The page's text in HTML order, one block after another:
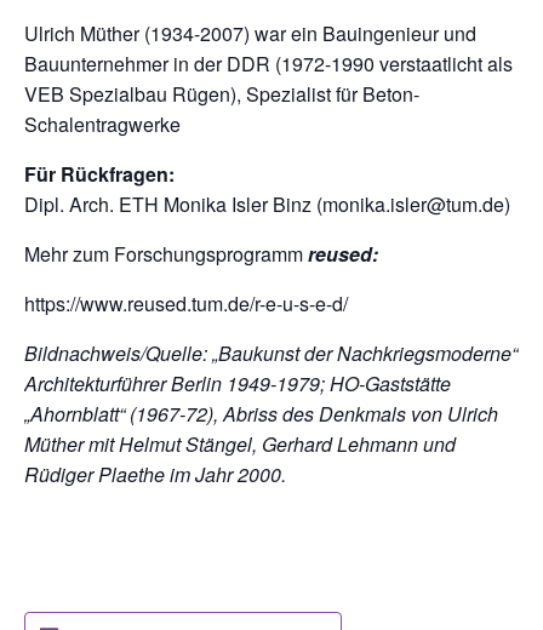
Ulrich Müther (1934-2007) war ein Bauingenieur und
Bauunternehmer in der DDR (1972-1990 verstaatlicht als
VEB Spezialbau Rügen), Spezialist für Beton-
Schalentragwerke
Für Rückfragen:
Dipl. Arch. ETH Monika Isler Binz (monika.isler@tum.de)
Mehr zum Forschungsprogrammreused:
https://www.reused.tum.de/r-e-u-s-e-d/
Bildnachweis/Quelle: „Baukunst der Nachkriegsmoderne“
Architekturführer Berlin 1949-1979; HO-Gaststätte
„Ahornblatt“ (1967-72), Abriss des Denkmals von Ulrich
Müther mit Helmut Stängel, Gerhard Lehmann und
Rüdiger Plaethe im Jahr 2000.